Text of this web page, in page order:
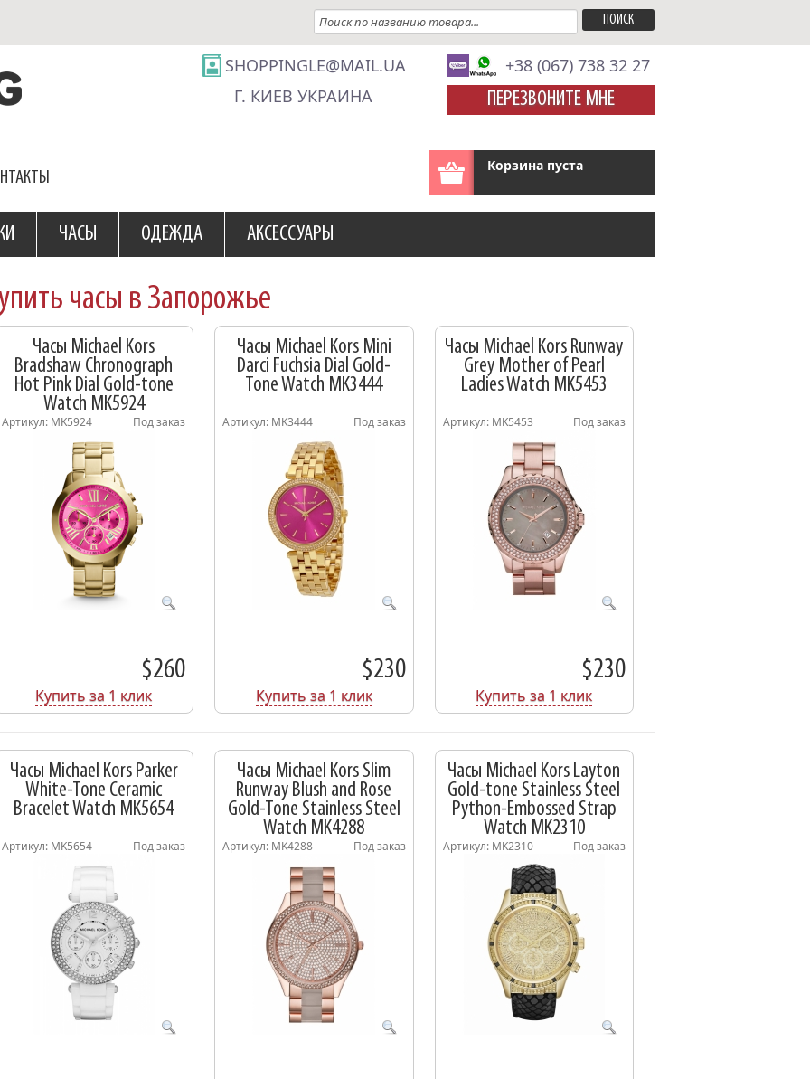
SHOPPINGLE@MAIL.UA
Г. КИЕВ УКРАИНА
+38 (067) 738 32 27
ПЕРЕЗВОНИТЕ МНЕ
Корзина пуста
ЧАСЫ ОДЕЖДА АКСЕССУАРЫ
часы в Запорожье
Часы Michael Kors
Bradshaw Chronograph
Hot Pink Dial Gold-tone
Watch MK5924
Артикул: MK5924 Под заказ
$260
Купить за 1 клик
Часы Michael Kors Mini
Darci Fuchsia Dial Gold-
Tone Watch MK3444
Артикул: MK3444 Под заказ
$230
Купить за 1 клик
Часы Michael Kors Runway
Grey Mother of Pearl
Ladies Watch MK5453
Артикул: MK5453 Под заказ
$230
Купить за 1 клик
Часы Michael Kors Parker
White-Tone Ceramic
Bracelet Watch MK5654
Артикул: MK5654 Под заказ
Часы Michael Kors Slim
Runway Blush and Rose
Gold-Tone Stainless Steel
Watch MK4288
Артикул: MK4288 Под заказ
Часы Michael Kors Layton
Gold-tone Stainless Steel
Python-Embossed Strap
Watch MK2310
Артикул: MK2310 Под заказ